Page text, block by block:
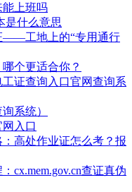
能上班吗
是什么意思
——工地上的“专用通行
个更适合你？
证查询入口官网查询系
系统）
入口
高处作业证怎么考？报
cx.mem.gov.cn查证真伪